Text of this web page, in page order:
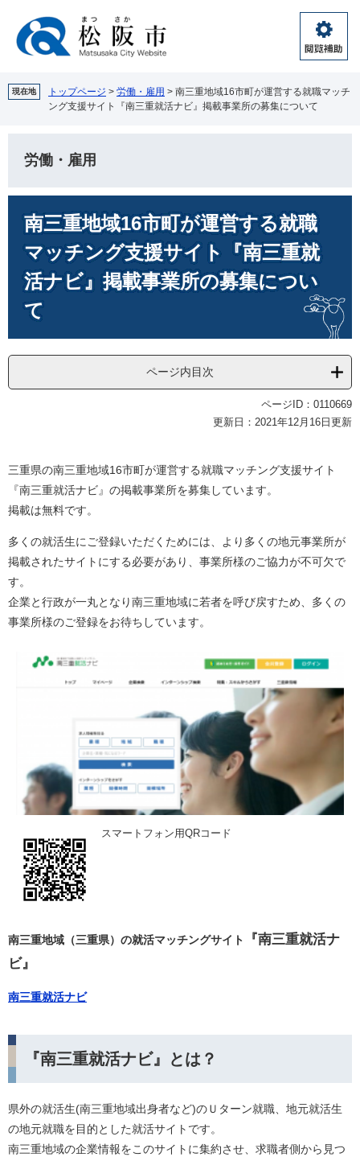
へ
閲
覧
助
現在地 トップページ > 労働・雇用 > 南三重地域16市町が運営する就職マッチ
ング支援サイト『南三重就活ナビ』掲載事業所の募集について
労働・雇用
南三重地域16市町が運営する就職
マッチング支援サイト『南三重就
活ナビ』掲載事業所の募集につい
て
ページ内目次
ページID：0110669
更新日：2021年12月16日更新
三重県の南三重地域16市町が運営する就職マッチング支援サイト
『南三重就活ナビ』の掲載事業所を募集しています。
掲載は無料です。
多くの就活生にご登録いただくためには、より多くの地元事業所が
掲載されたサイトにする必要があり、事業所様のご協力が不可欠で
す。
企業と行政が一丸となり南三重地域に若者を呼び戻すため、多くの
事業所様のご登録をお待ちしています。
スマートフォン用QRコード
南三重地域（三重県）の就活マッチングサイト
『南三重就活ナ
ビ』
南三重就活ナビ
『南三重就活ナビ』とは？
県外の就活生(南三重地域出身者など)のＵターン就職、地元就活生
の地元就職を目的とした就活サイトです。
南三重地域の企業情報をこのサイトに集約させ、求職者側から見つ